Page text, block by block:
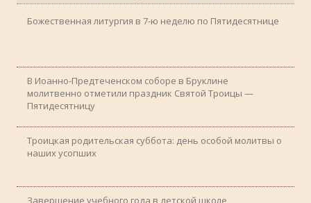
Божественная литургия в 7-ю неделю по Пятидесятнице
В Иоанно-Предтеченском соборе в Бруклине
молитвенно отметили праздник Святой Троицы —
Пятидесятницу
Троицкая родительская суббота: день особой молитвы о
наших усопших
Завершение учебного года в детской школе